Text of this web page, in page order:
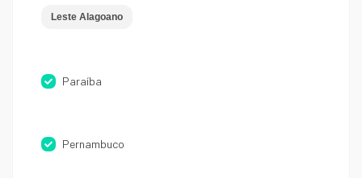
Leste Alagoano
Paraíba
Pernambuco